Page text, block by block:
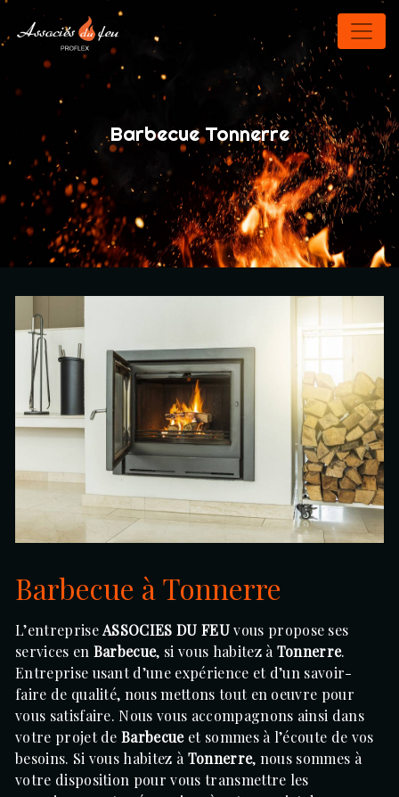
Panneau de gestion des cookies
Barbecue Tonnerre
Barbecue à Tonnerre
L’entrepriseASSOCIES DU FEUvous propose ses
services en Barbecue, si vous habitez à Tonnerre.
Entreprise usant d’une expérience et d’un savoir-
faire de qualité, nous mettons tout en oeuvre pour
vous satisfaire. Nous vous accompagnons ainsi dans
votre projet deBarbecueet sommes à l’écoute de vos
besoins. Si vous habitez à Tonnerre, nous sommes à
votre disposition pour vous transmettre les